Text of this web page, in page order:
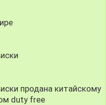
продана китайскому
duty free